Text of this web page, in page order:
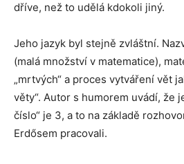
dříve, než to udělá kdokoli jiný.
Jeho jazyk byl stejně zvláštní.
(malá množství v matematice),
„mrtvých“ a proces vytváření vět
věty“. Autor s humorem uvádí, že
číslo“ je 3, a to na základě
Erdősem pracovali.